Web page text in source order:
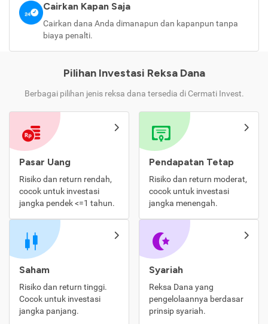
Cairkan Kapan Saja
Cairkan dana Anda dimanapun dan kapanpun tanpa
biaya penalti.
Pilihan Investasi Reksa Dana
Berbagai pilihan jenis reksa dana tersedia di Cermati Invest.
Pasar Uang
Risiko dan return rendah,
cocok untuk investasi
jangka pendek <=1 tahun.
Pendapatan Tetap
Risiko dan return moderat,
cocok untuk investasi
jangka menengah.
Saham
Risiko dan return tinggi.
Cocok untuk investasi
jangka panjang.
Syariah
Reksa Dana yang
pengelolaannya berdasar
prinsip syariah.